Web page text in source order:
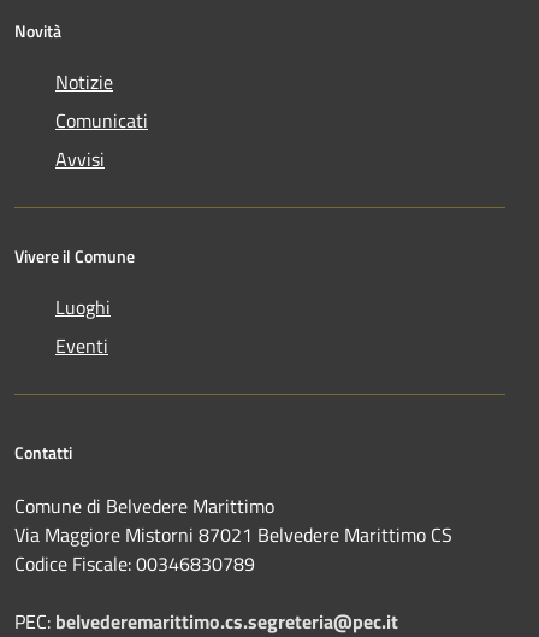
Novità
Notizie
Comunicati
Avvisi
Vivere il Comune
Luoghi
Eventi
Contatti
Comune di Belvedere Marittimo
Via Maggiore Mistorni 87021 Belvedere Marittimo CS
Codice Fiscale: 00346830789
PEC: belvederemarittimo.cs.segreteria@pec.it